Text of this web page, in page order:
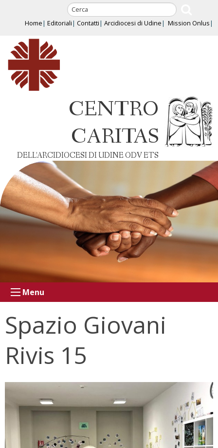
content
Home Editoriali Contatti Arcidiocesi di Udine Mission Onlus
CENTRO
CARITAS
DELL’ARCIDIOCESI DI UDINE ODV ETS
Menu
Spazio Giovani
Rivis 15